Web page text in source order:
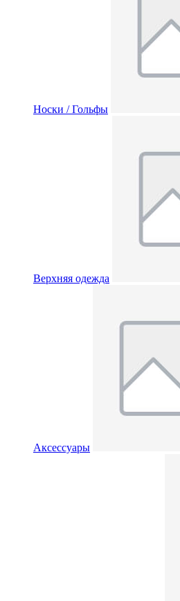
Носки / Гольфы
Верхняя одежда
Аксессуары